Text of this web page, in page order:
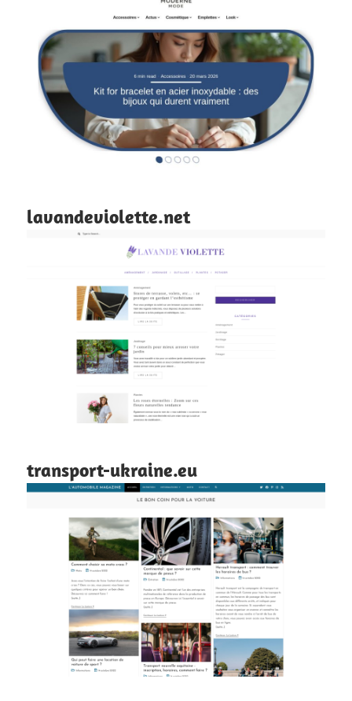
lavandeviolette.net
transport-ukraine.eu